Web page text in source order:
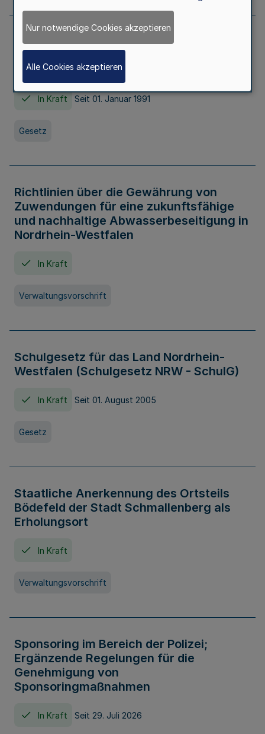
Erstes Gesetz zur Ausführung des
Kinder- und Jugendhilfegesetzes - AG -
KJHG -
In Kraft Seit 01. Januar 1991
Gesetz
Richtlinien über die Gewährung von
Zuwendungen für eine zukunftsfähige
und nachhaltige Abwasserbeseitigung in
Nordrhein-Westfalen
In Kraft
Verwaltungsvorschrift
Schulgesetz für das Land Nordrhein-
Westfalen (Schulgesetz NRW - SchulG)
In Kraft Seit 01. August 2005
Gesetz
Staatliche Anerkennung des Ortsteils
Bödefeld der Stadt Schmallenberg als
Erholungsort
In Kraft
Verwaltungsvorschrift
Sponsoring im Bereich der Polizei;
Ergänzende Regelungen für die
Genehmigung von
Sponsoringmaßnahmen
In Kraft Seit 29. Juli 2026
Nur notwendige Cookies akzeptieren
Alle Cookies akzeptieren